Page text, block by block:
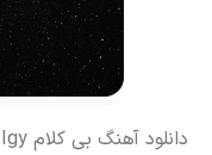
دانلود آهنگ بی کلام Tony Igy به نام Astronomia